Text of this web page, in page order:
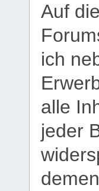
Auf
ich
alle
jeder